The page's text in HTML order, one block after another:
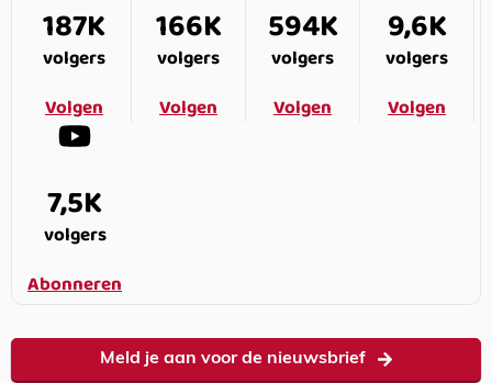
187K
volgers
Volgen
166K
volgers
Volgen
594K
volgers
Volgen
9,6K
volgers
Volgen
7,5K
volgers
Abonneren
Meld je aan voor de nieuwsbrief